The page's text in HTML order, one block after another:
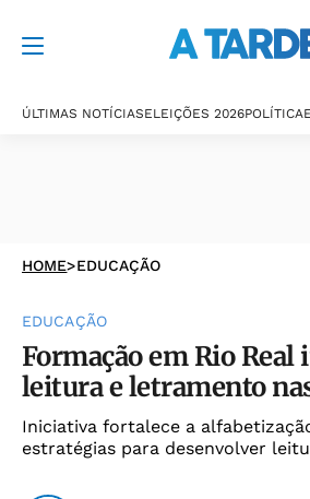
ÚLTIMAS NOTÍCIASELEIÇÕES 2026POLÍTICA
HOME>EDUCAÇÃO
EDUCAÇÃO
Formação em Rio Real
leitura e letramento
Iniciativa fortalece a
estratégias para desenvolver